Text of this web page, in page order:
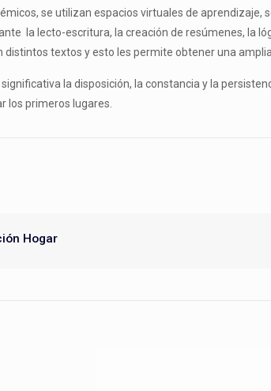
se utilizan espacios virtuales de aprendizaje,
la lecto-escritura, la creación de resúmenes, la
distintos textos y esto les permite obtener una
la disposición, la constancia y la
los primeros lugares.
Hogar